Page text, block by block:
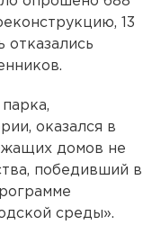
13
отказались
оказался в
домов не
победивший в
среды».